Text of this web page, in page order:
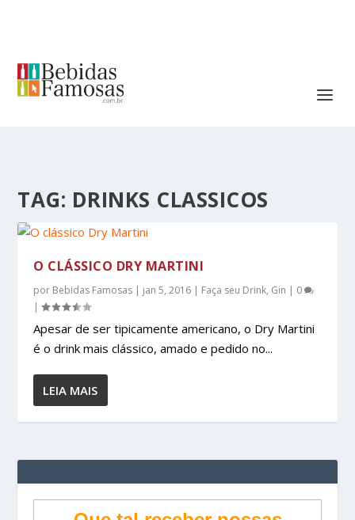
TAG: DRINKS CLASSICOS
O CLÁSSICO DRY MARTINI
por Bebidas Famosas | jan 5, 2016 | Faça seu Drink, Gin | 0
|
Apesar de ser tipicamente americano, o Dry Martini
é o drink mais clássico, amado e pedido no...
LEIA MAIS